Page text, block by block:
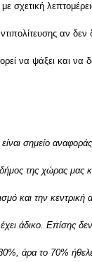
σχετική
αν
να ψάξει και να
σημείο
της χώρας
και την
άδικο. Επίσης δεν
άρα το 70%